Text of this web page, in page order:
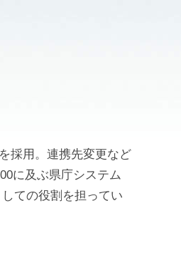
採用。連携先変更など
に及ぶ県庁システム
ての役割を担ってい